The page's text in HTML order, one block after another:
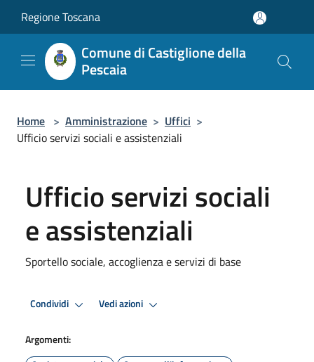
Regione Toscana
Comune di Castiglione della
Pescaia
Home > Amministrazione > Uffici >
Ufficio servizi sociali e assistenziali
Ufficio servizi sociali
e assistenziali
Sportello sociale, accoglienza e servizi di base
Condividi Vedi azioni
Argomenti: